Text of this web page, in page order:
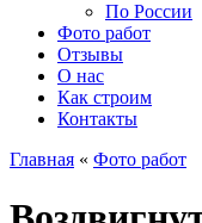
По России
Фото работ
Отзывы
О нас
Как строим
Контакты
Главная « Фото работ